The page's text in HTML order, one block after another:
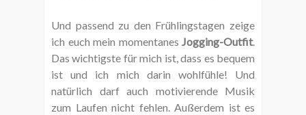
Und passend zu den Frühlingstagen zeige
ich euch mein momentanes Jogging-Outfit.
Das wichtigste für mich ist, dass es bequem
ist und ich mich darin wohlfühle! Und
natürlich darf auch motivierende Musik
zum Laufen nicht fehlen. Außerdem ist es